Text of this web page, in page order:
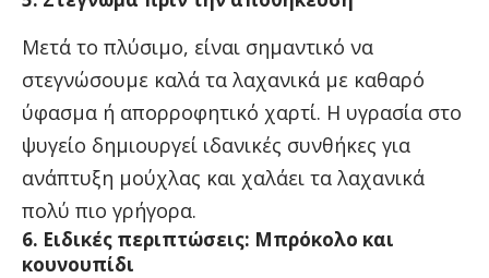
Μετά το πλύσιμο, είναι σημαντικό να
στεγνώσουμε καλά τα λαχανικά με καθαρό
ύφασμα ή απορροφητικό χαρτί. Η υγρασία στο
ψυγείο δημιουργεί ιδανικές συνθήκες για
ανάπτυξη μούχλας και χαλάει τα λαχανικά
πολύ πιο γρήγορα.
6. Ειδικές περιπτώσεις: Μπρόκολο και
κουνουπίδι